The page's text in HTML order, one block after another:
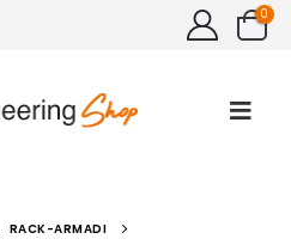
0
RACK-ARMADI